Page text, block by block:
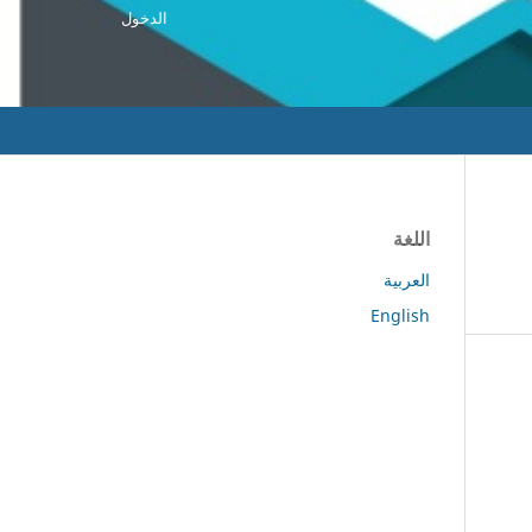
الدخول
اللغة
العربية
English